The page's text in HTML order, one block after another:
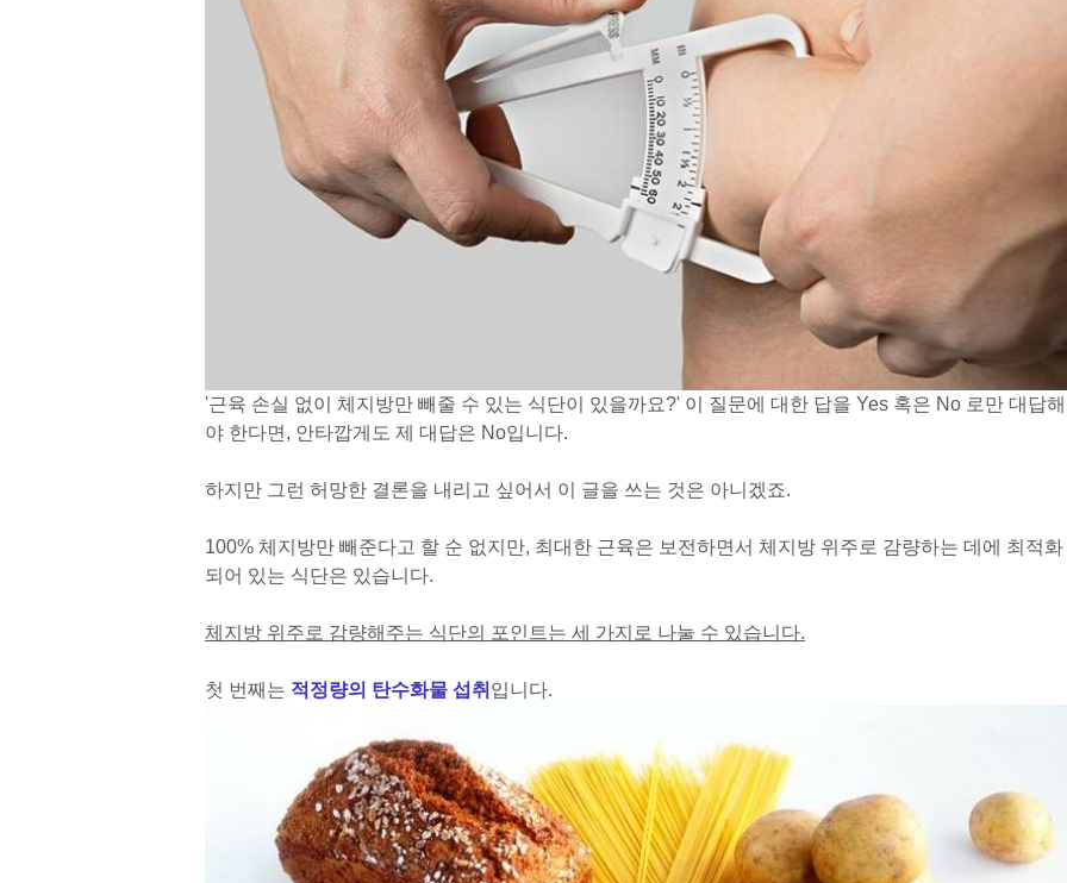
'근육 손실 없이 체지방만 빼줄 수 있는 식단이 있을까요?' 이 질문에 대한 답을 Yes 혹은 No 로만 대답해
야 한다면, 안타깝게도 제 대답은 No입니다.
하지만 그런 허망한 결론을 내리고 싶어서 이 글을 쓰는 것은 아니겠죠.
100% 체지방만 빼준다고 할 순 없지만, 최대한 근육은 보전하면서 체지방 위주로 감량하는 데에 최적화
되어 있는 식단은 있습니다.
체지방 위주로 감량해주는 식단의 포인트는 세 가지로 나눌 수 있습니다.
첫 번째는 적정량의 탄수화물 섭취 입니다.